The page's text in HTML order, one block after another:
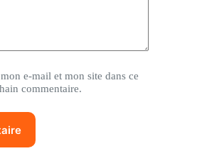
e-mail et mon site dans ce
commentaire.